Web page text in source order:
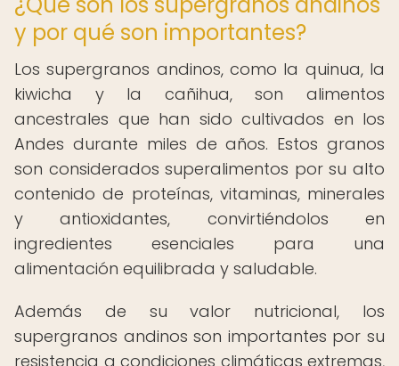
y por qué son importantes?
Los supergranos andinos, como la quinua, la
kiwicha y la cañihua, son alimentos
ancestrales que han sido cultivados en los
Andes durante miles de años. Estos granos
son considerados superalimentos por su alto
contenido de proteínas, vitaminas, minerales
y antioxidantes, convirtiéndolos en
ingredientes esenciales para una
alimentación equilibrada y saludable.
Además de su valor nutricional, los
supergranos andinos son importantes por su
resistencia a condiciones climáticas extremas,